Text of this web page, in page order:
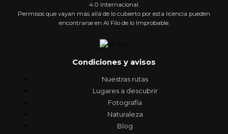
4.0 Internacional.
Permisos que vayan más allá de lo cubierto por esta licencia pueden
encontrarse en Al Filo de lo Improbable.
Condiciones y avisos
Nuestras rutas
Lugares a descubrir
Fotografía
Naturaleza
Blog